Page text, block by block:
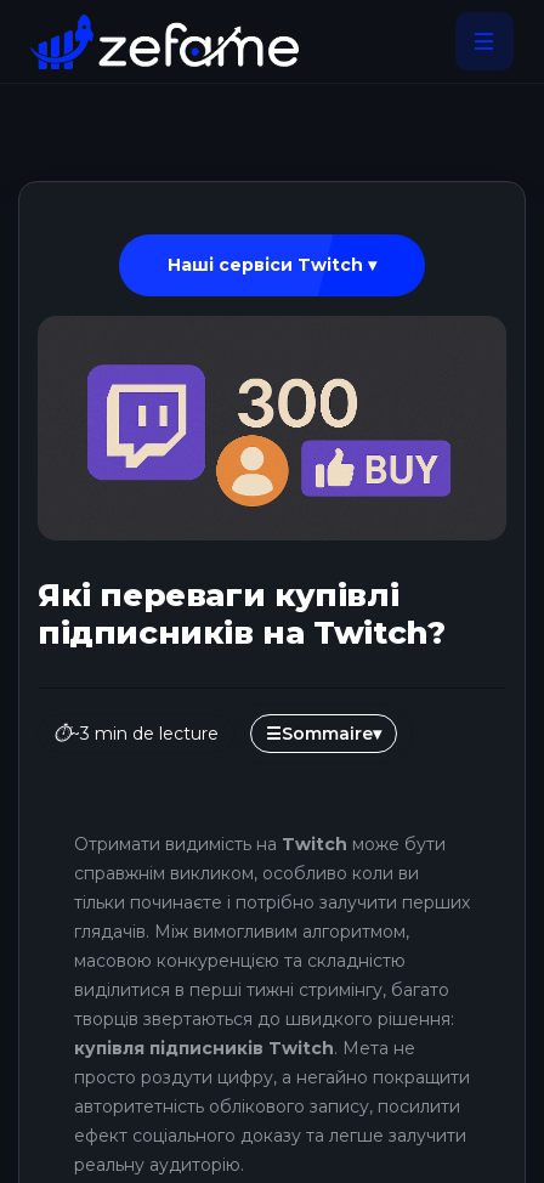
Наші сервіси Twitch ▾
Які переваги купівлі
підписників на Twitch?
⏱~3 min de lecture ☰Sommaire▾
Отримати видимість на Twitch може бути
справжнім викликом, особливо коли ви
тільки починаєте і потрібно залучити перших
глядачів. Між вимогливим алгоритмом,
масовою конкуренцією та складністю
виділитися в перші тижні стримінгу, багато
творців звертаються до швидкого рішення:
купівля підписників Twitch. Мета не
просто роздути цифру, а негайно покращити
авторитетність облікового запису, посилити
ефект соціального доказу та легше залучити
реальну аудиторію.